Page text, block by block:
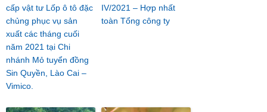
cấp vật tư Lốp ô tô đặc
chủng phục vụ sản
xuất các tháng cuối
năm 2021 tại Chi
nhánh Mỏ tuyển đồng
Sin Quyền, Lào Cai –
Vimico.
IV/2021 – Hợp nhất
toàn Tổng công ty